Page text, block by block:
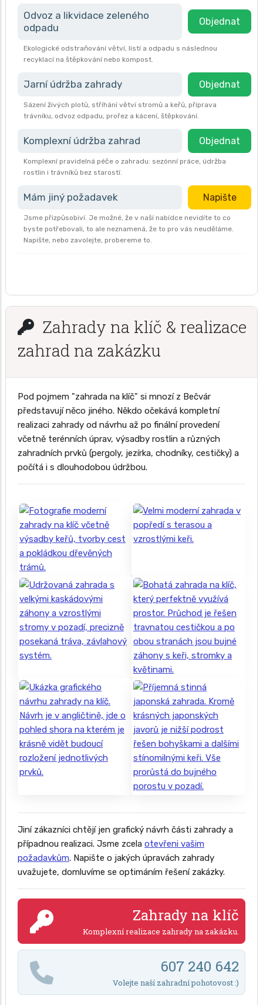
Odvoz a likvidace zeleného
odpadu
Objednat
Ekologické odstraňování větví, listí a odpadu s následnou
recyklací na štěpkování nebo kompost.
Jarní údržba zahrady Objednat
Sázení živých plotů, stříhání větví stromů a keřů, příprava
trávníku, odvoz odpadu, prořez a kácení, štěpkování.
Komplexní údržba zahrad Objednat
Komplexní pravidelná péče o zahradu: sezónní práce, údržba
rostlin i trávníků bez starostí.
Mám jiný požadavek Napište
Jsme přizpůsobiví. Je možné, že v naší nabídce nevidíte to co
byste potřebovali, to ale neznamená, že to pro vás neuděláme.
Napište, nebo zavolejte, probereme to.
Zahrady na klíč & realizace
zahrad na zakázku
Pod pojmem "zahrada na klíč" si mnozí z Bečvár
představují něco jiného. Někdo očekává kompletní
realizaci zahrady od návrhu až po finální provedení
včetně terénních úprav, výsadby rostlin a různých
zahradních prvků (pergoly, jezírka, chodníky, cestičky) a
počítá i s dlouhodobou údržbou.
Jiní zákazníci chtějí jen grafický návrh části zahrady a
případnou realizaci. Jsme zcela otevřeni vašim
požadavkům. Napište o jakých úpravách zahrady
uvažujete, domluvíme se optimáním řešení zakázky.
Zahrady na klíč
Komplexní realizace zahrady na zakázku.
607 240 642
Volejte naší zahradní pohotovost :)